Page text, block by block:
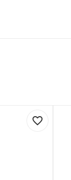
favorite_border